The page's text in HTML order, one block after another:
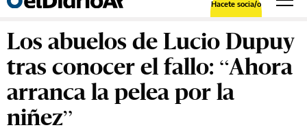
Hacete socia/o
Los abuelos de Lucio Dupuy
tras conocer el fallo: “Ahora
arranca la pelea por la
niñez”